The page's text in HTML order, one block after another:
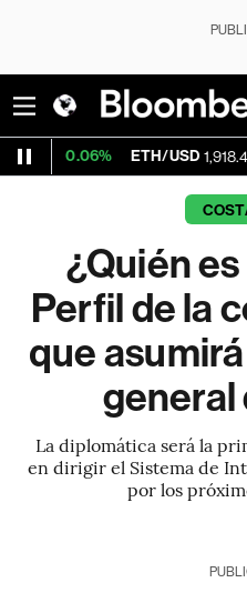
ETH/USD 1,918.495 +0.23%
¿Quién
Perfil de la
que
general
La diplomática será la
en dirigir el Sistema de
por los